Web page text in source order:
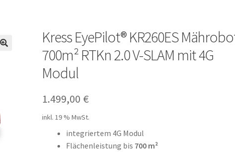
Kress EyePilot® KR260ES
700m² RTKn 2.0 V-SLAM mit 4G
Modul
1.499,00 €
inkl. 19 % MwSt.
integriertem 4G Modul
Flächenleistung bis 700 m²